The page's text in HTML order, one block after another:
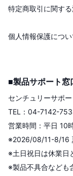
特定商取引に関す
個人情報保護につい
■製品サポート窓
センチュリーサポ
TEL：04-7142-
営業時間：平日 10
※2026/08/11-8/16
※土日祝日は休業日
※製品不具合なども